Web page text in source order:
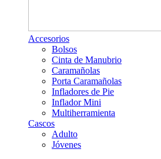
Accesorios
Bolsos
Cinta de Manubrio
Caramañolas
Porta Caramañolas
Infladores de Pie
Inflador Mini
Multiherramienta
Cascos
Adulto
Jóvenes